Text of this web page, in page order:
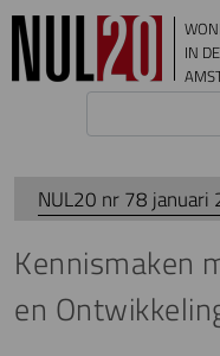
Overslaan en naar de inhoud
IN
NUL20 nr 78 januari
Kennismaken
en